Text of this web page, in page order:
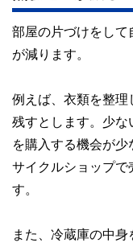
部屋の片づけをして
が減ります。
例えば、衣類を整理
残すとします。少な
を購入する機会が少
サイクルショップで
す。
また、冷蔵庫の中